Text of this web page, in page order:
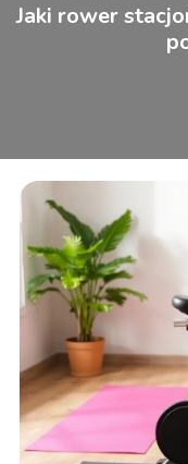
Jaki rower